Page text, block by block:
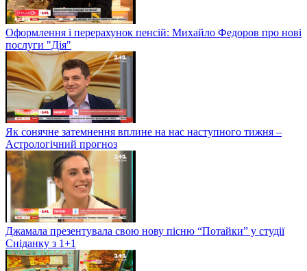
Оформлення і перерахунок пенсій: Михайло Федоров про нові
послуги "Дія"
Як сонячне затемнення вплине на нас наступного тижня –
Астрологічний прогноз
Джамала презентувала свою нову пісню “Потайки” у студії
Сніданку з 1+1